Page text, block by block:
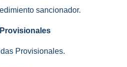
sancionador.
Provisionales.